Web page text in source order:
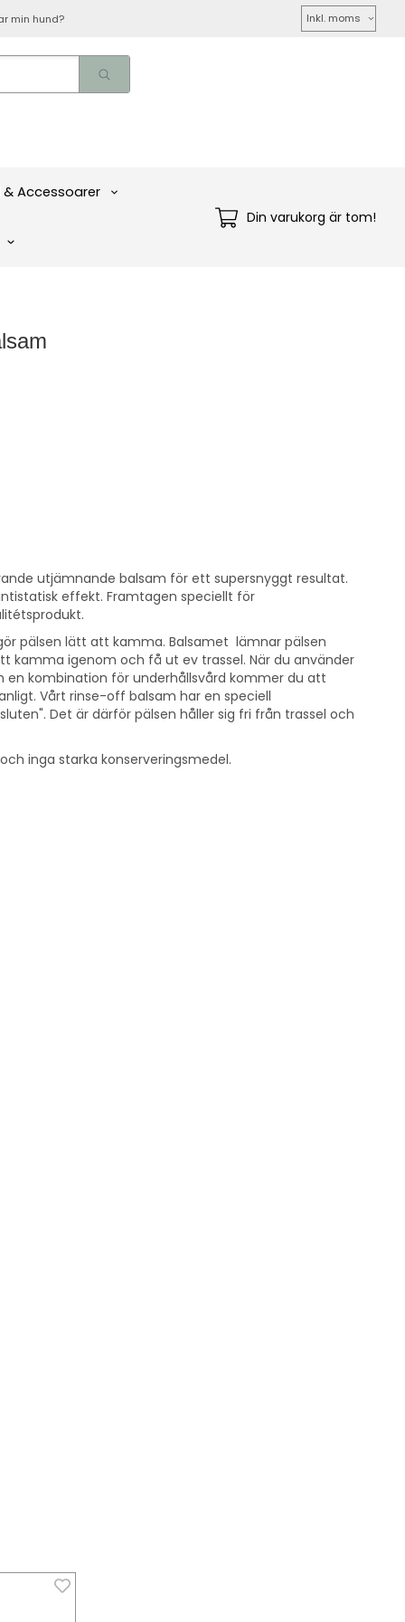
min hund?
Välj
moms
Accessoarer
Din varukorg är tom!
utjämnande balsam för ett supersnyggt resultat.
effekt. Framtagen speciellt för
pälsen lätt att kamma. Balsamet lämnar pälsen
kamma igenom och få ut ev trassel. När du använder
en kombination för underhållsvård kommer du att
Vårt rinse-off balsam har en speciell
Det är därför pälsen håller sig fri från trassel och
inga starka konserveringsmedel.